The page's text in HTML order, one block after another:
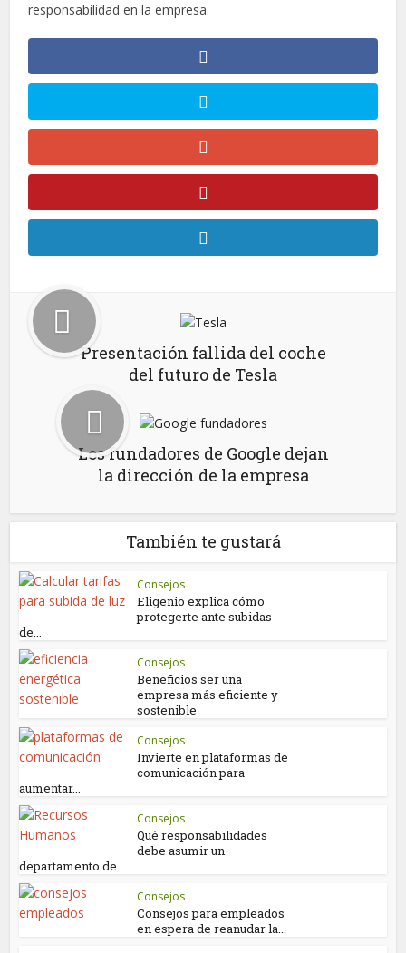
responsabilidad en la empresa.
Presentación fallida del coche
del futuro de Tesla
Los fundadores de Google dejan
la dirección de la empresa
También te gustará
Consejos
Eligenio explica cómo
protegerte ante subidas
de...
Consejos
Beneficios ser una
empresa más eficiente y
sostenible
Consejos
Invierte en plataformas de
comunicación para
aumentar...
Consejos
Qué responsabilidades
debe asumir un
departamento de...
Consejos
Consejos para empleados
en espera de reanudar la...